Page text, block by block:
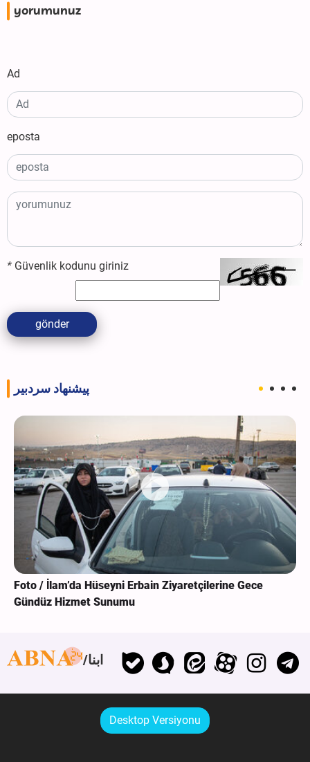
yorumunuz
Ad
eposta
* Güvenlik kodunu giriniz
gönder
پیشنهاد سردبیر
Foto / İlam’da Hüseyni Erbain Ziyaretçilerine Gece
Gündüz Hizmet Sunumu
ابنا
Desktop Versiyonu